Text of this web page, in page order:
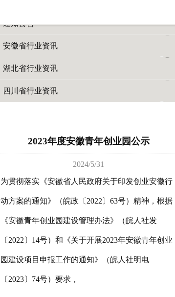
通知公告
安徽省行业资讯
湖北省行业资讯
四川省行业资讯
2023年度安徽青年创业园公示
2024/5/31
为贯彻落实《安徽省人民政府关于印发创业安徽行
动方案的通知》（皖政〔2022〕63号）精神，根据
《安徽青年创业园建设管理办法》（皖人社发
〔2022〕14号）和《关于开展2023年安徽青年创业
园建设项目申报工作的通知》（皖人社明电
〔2023〕74号）要求，